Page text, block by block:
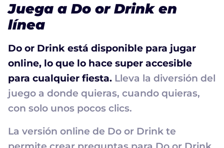
Juega a Do or Drink en
línea
Do or Drink está disponible para jugar
online, lo que lo hace super accesible
para cualquier fiesta. Lleva la diversión del
juego a donde quieras, cuando quieras,
con solo unos pocos clics.
La versión online de Do or Drink te